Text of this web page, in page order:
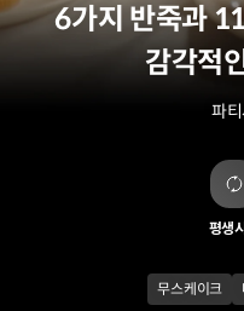
6가지 반죽과
감각적
파
평생
무스케이크